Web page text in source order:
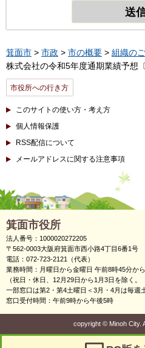
箕面市 > 市政 > 市の概要 > 組織の
株式会社の令和5年度通期業績予想
市役所への行き方
このサイトの使い方・考え方
個人情報保護
RSS配信について
メールアドレスに関する注意事項
箕面市役所
法人番号：1000020272205
〒562-0003大阪府箕面市西小路4丁目6番1号
電話：072-723-2121（代表）
業務時間：月曜日から金曜日 午前8時45分か
（祝日・休日、12月29日から1月3日を除く。
一部窓口は第2・第4土曜日＜3月・4月は毎週
窓口受付時間：午前9時から午後5時
copyright© Minoh City.